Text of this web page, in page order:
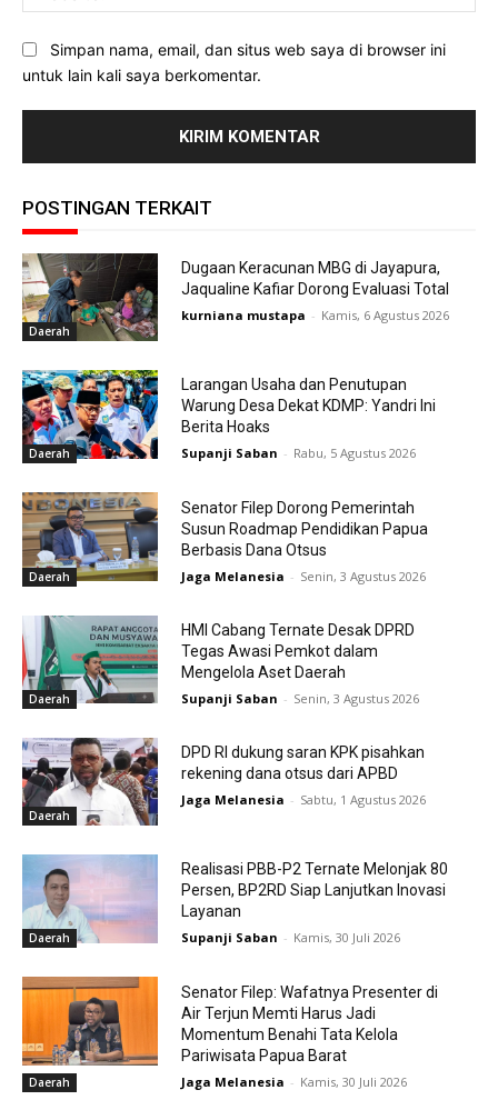
Simpan nama, email, dan situs web saya di browser ini
untuk lain kali saya berkomentar.
POSTINGAN TERKAIT
Daerah
Dugaan Keracunan MBG di Jayapura,
Jaqualine Kafiar Dorong Evaluasi Total
kurniana mustapa - Kamis, 6 Agustus 2026
Daerah
Larangan Usaha dan Penutupan
Warung Desa Dekat KDMP: Yandri Ini
Berita Hoaks
Supanji Saban - Rabu, 5 Agustus 2026
Daerah
Senator Filep Dorong Pemerintah
Susun Roadmap Pendidikan Papua
Berbasis Dana Otsus
Jaga Melanesia - Senin, 3 Agustus 2026
Daerah
HMI Cabang Ternate Desak DPRD
Tegas Awasi Pemkot dalam
Mengelola Aset Daerah
Supanji Saban - Senin, 3 Agustus 2026
Daerah
DPD RI dukung saran KPK pisahkan
rekening dana otsus dari APBD
Jaga Melanesia - Sabtu, 1 Agustus 2026
Daerah
Realisasi PBB-P2 Ternate Melonjak 80
Persen, BP2RD Siap Lanjutkan Inovasi
Layanan
Supanji Saban - Kamis, 30 Juli 2026
Daerah
Senator Filep: Wafatnya Presenter di
Air Terjun Memti Harus Jadi
Momentum Benahi Tata Kelola
Pariwisata Papua Barat
Jaga Melanesia - Kamis, 30 Juli 2026